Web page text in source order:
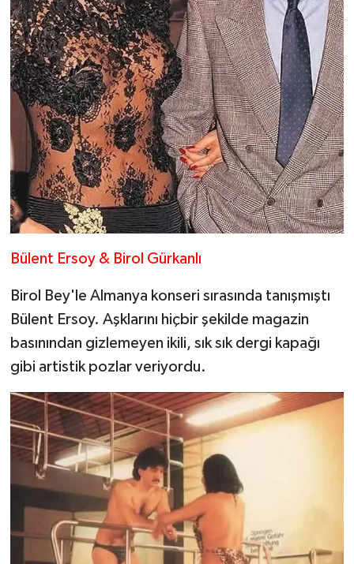
Bülent Ersoy & Birol Gürkanlı
Birol Bey'le Almanya konseri sırasında tanışmıştı
Bülent Ersoy. Aşklarını hiçbir şekilde magazin
basınından gizlemeyen ikili, sık sık dergi kapağı
gibi artistik pozlar veriyordu.